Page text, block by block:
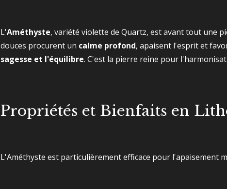
L'Améthyste, variété violette de Quartz, est avant tout une
douces procurent un calme profond, apaisent l'esprit et
sagesse et l'équilibre. C'est la pierre reine pour
Propriétés et Bienfaits en
L'Améthyste est particulièrement efficace pour l'apaisement